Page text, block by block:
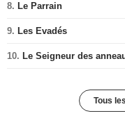
8. Le Parrain
9. Les Evadés
10. Le Seigneur des
Tous